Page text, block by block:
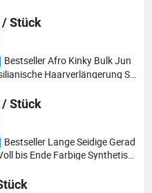
/ Stück
Bestseller Afro Kinky Bulk Jun
Haarverlängerung Sc
/ Stück
Bestseller Lange Seidige Gerad
bis Ende Farbige Synthetisc